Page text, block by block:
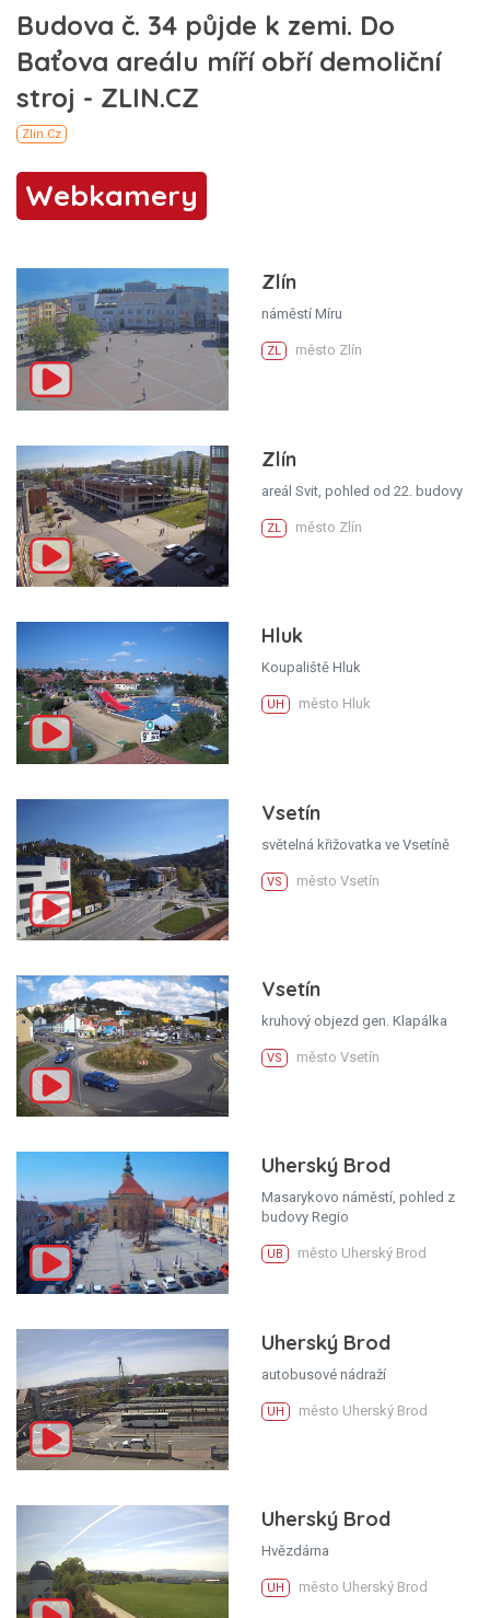
Webkamery
Zlín
náměstí Míru
ZL město Zlín
Zlín
areál Svit, pohled od 22. budovy
ZL město Zlín
Hluk
Koupaliště Hluk
UH město Hluk
Vsetín
světelná křižovatka ve Vsetíně
VS město Vsetín
Vsetín
kruhový objezd gen. Klapálka
VS město Vsetín
Uherský Brod
Masarykovo náměstí, pohled z
budovy Regio
UB město Uherský Brod
Uherský Brod
autobusové nádraží
UH město Uherský Brod
Uherský Brod
Hvězdárna
UH město Uherský Brod